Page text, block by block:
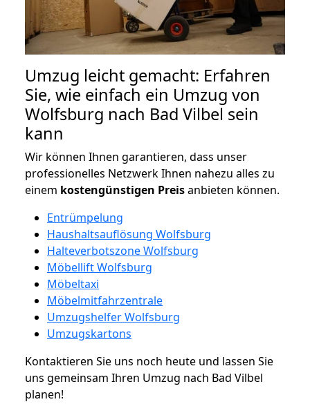
Umzug leicht gemacht: Erfahren
Sie, wie einfach ein Umzug von
Wolfsburg nach Bad Vilbel sein
kann
Wir können Ihnen garantieren, dass unser
professionelles Netzwerk Ihnen nahezu alles zu
einem kostengünstigen Preisanbieten können.
Entrümpelung
Haushaltsauflösung Wolfsburg
Halteverbotszone Wolfsburg
Möbellift Wolfsburg
Möbeltaxi
Möbelmitfahrzentrale
Umzugshelfer Wolfsburg
Umzugskartons
Kontaktieren Sie uns noch heute und lassen Sie
uns gemeinsam Ihren Umzug nach Bad Vilbel
planen!